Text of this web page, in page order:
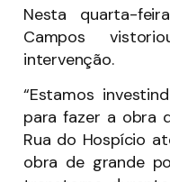
Nesta quarta-
Campos
intervenção.
“Estamos
para fazer a obra
Rua do Hospício
obra de grande